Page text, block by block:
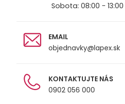
Sobota: 08:00 - 13:00
EMAIL
objednavky@lapex.sk
KONTAKTUJTE NÁS
0902 056 000